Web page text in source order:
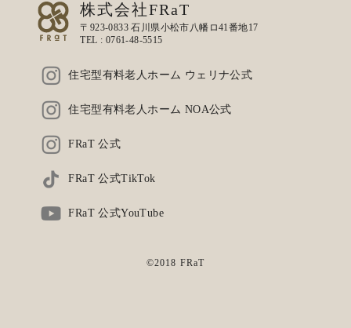
株式会社FRaT
〒923-0833 石川県小松市八幡ロ41番地17
TEL : 0761-48-5515
住宅型有料老人ホーム ウェリナ公式
住宅型有料老人ホーム NOA公式
FRaT 公式
FRaT 公式TikTok
FRaT 公式YouTube
©2018 FRaT